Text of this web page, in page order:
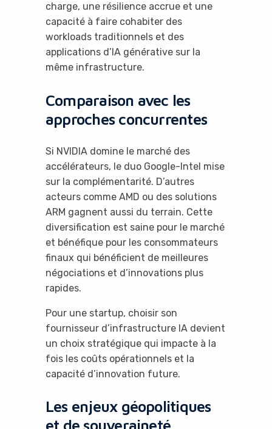
charge, une résilience accrue et une
capacité à faire cohabiter des
workloads traditionnels et des
applications d’IA générative sur la
même infrastructure.
Comparaison avec les
approches concurrentes
Si NVIDIA domine le marché des
accélérateurs, le duo Google-Intel mise
sur la complémentarité. D’autres
acteurs comme AMD ou des solutions
ARM gagnent aussi du terrain. Cette
diversification est saine pour le marché
et bénéfique pour les consommateurs
finaux qui bénéficient de meilleures
négociations et d’innovations plus
rapides.
Pour une startup, choisir son
fournisseur d’infrastructure IA devient
un choix stratégique qui impacte à la
fois les coûts opérationnels et la
capacité d’innovation future.
Les enjeux géopolitiques
et de souveraineté
It looks like you're
using an ad-blocker!
Yes, I will turn off Ad-Blocker